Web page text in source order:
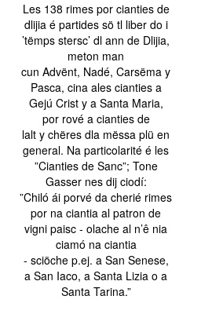
Les 138 rimes por cianties de
dlijia é partides sö tl liber do i
’tëmps stersc’ dl ann de Dlijia,
meton man
cun Advënt, Nadé, Carsëma y
Pasca, cina ales cianties a
Gejú Crist y a Santa Maria,
por rové a cianties de
lalt y chëres dla mëssa plü en
general. Na particolarité é les
”Cianties de Sanc”; Tone
Gasser nes dij ciodí:
”Chiló ái porvé da cherié rimes
por na ciantia al patron de
vigni paisc - olache al n’ê nia
ciamó na ciantia
- sciöche p.ej. a San Senese,
a San Iaco, a Santa Lizia o a
Santa Tarina.”